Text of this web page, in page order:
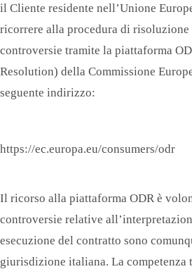
il Cliente residente nell’Unione
ricorrere alla procedura di
controversie tramite la piattaforma
Resolution) della Commissione
seguente indirizzo:
https://ec.europa.eu/consumers/odr
Il ricorso alla piattaforma ODR è
controversie relative
esecuzione del contratto sono
giurisdizione italiana. La